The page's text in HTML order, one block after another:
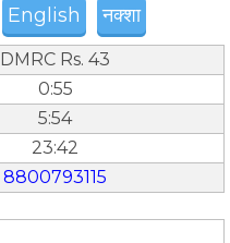
English नक्शा
DMRC Rs. 43
0:55
5:54
23:42
8800793115